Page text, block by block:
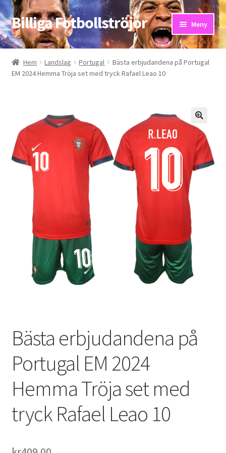
Hoppa
till
navigering
Hoppa
till
innehåll
Billiga Fotbollströjor Meny
Hem
Bloggar
Kassa
Kontakta oss
Mitt konto
Storleksguiden
Varukorg
Hem Landslag Portugal
Bästa erbjudandena på Portugal
EM 2024 Hemma Tröja set med tryck Rafael Leao 10
Bästa erbjudandena på
Portugal EM 2024
Hemma Tröja set med
tryck Rafael Leao 10